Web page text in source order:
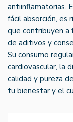
antiinflamatorias.
fácil absorción, es
que contribuyen a
de aditivos y
Su consumo
cardiovascular, la
calidad y pureza
tu bienestar y el